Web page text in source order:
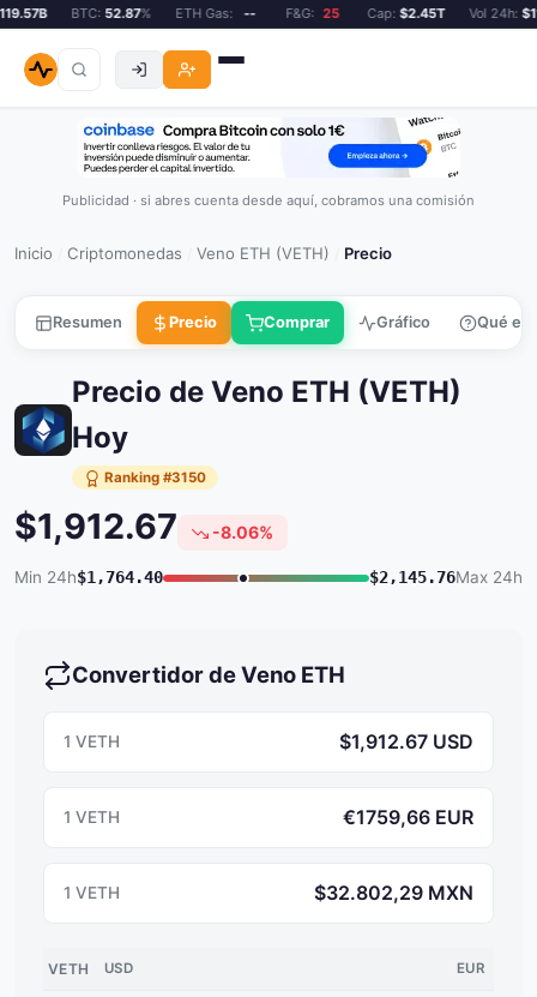
BTC:52.87% ETH Gas: -- F&G: 25 Cap:$2.45T Vol 24h:
Publicidad · si abres cuenta desde aquí, cobramos una comisión
Inicio Criptomonedas Veno ETH (VETH) Precio
Resumen Precio Comprar Gráfico Qué es
Precio de Veno ETH (VETH)
Hoy
Ranking #3150
$1,912.67 -8.06%
Min 24h$1,764.40 $2,145.76Max 24h
Convertidor de Veno ETH
1 VETH $1,912.67 USD
1 VETH €1759,66 EUR
1 VETH $32.802,29 MXN
VETH USD EUR